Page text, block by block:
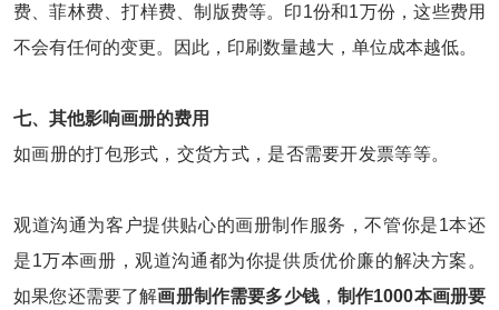
费、菲林费、打样费、制版费等。印1份和1万份，这些费用
不会有任何的变更。因此，印刷数量越大，单位成本越低。
七、其他影响画册的费用
如画册的打包形式，交货方式，是否需要开发票等等。
观道沟通为客户提供贴心的画册制作服务，不管你是1本还
是1万本画册，观道沟通都为你提供质优价廉的解决方案。
如果您还需要了解画册制作需要多少钱，制作1000本画册要